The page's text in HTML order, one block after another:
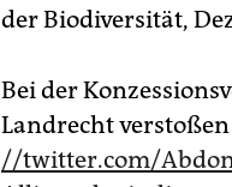
der Biodiversität,
Bei der
Landrecht
//twitter.com/